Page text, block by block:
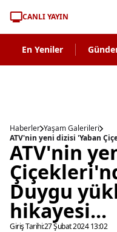
CANLI YAYIN
En Yeniler
Haberler Yaşam Galerileri
ATV'nin
Duygu
hikayesi...
Giriş Tarihi:27 Şubat 2024 13:02